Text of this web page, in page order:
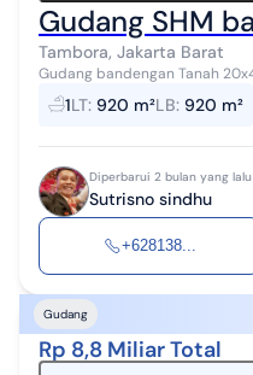
Gudang SHM
Tambora, Jakarta Barat
Gudang bandengan Tanah 20x46 Bangunan 20x46 SHM IMB PBB
taat Hadap barat Air PAM PLN
450jt/th nego Deposit 10%
1LT: 920 m²LB: 920 m²
Diperbarui 2 bulan yang
Sutrisno sindhu
+628138...
Gudang
Rp 8,8 Miliar Total